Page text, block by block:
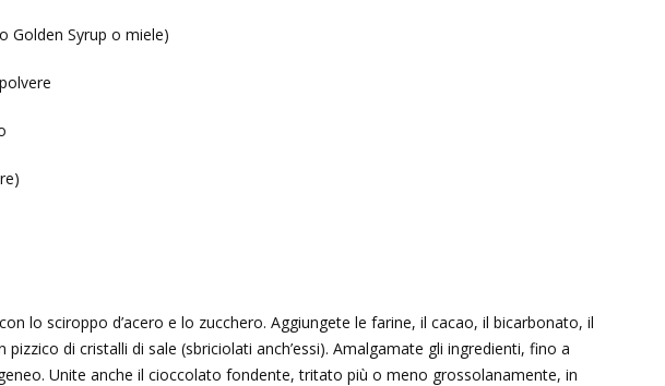
Golden Syrup o miele)
lo sciroppo d’acero e lo zucchero. Aggiungete le farine, il cacao, il bicarbonato, il
di cristalli di sale (sbriciolati anch’essi). Amalgamate gli ingredienti, fino a
Unite anche il cioccolato fondente, tritato più o meno grossolanamente, in